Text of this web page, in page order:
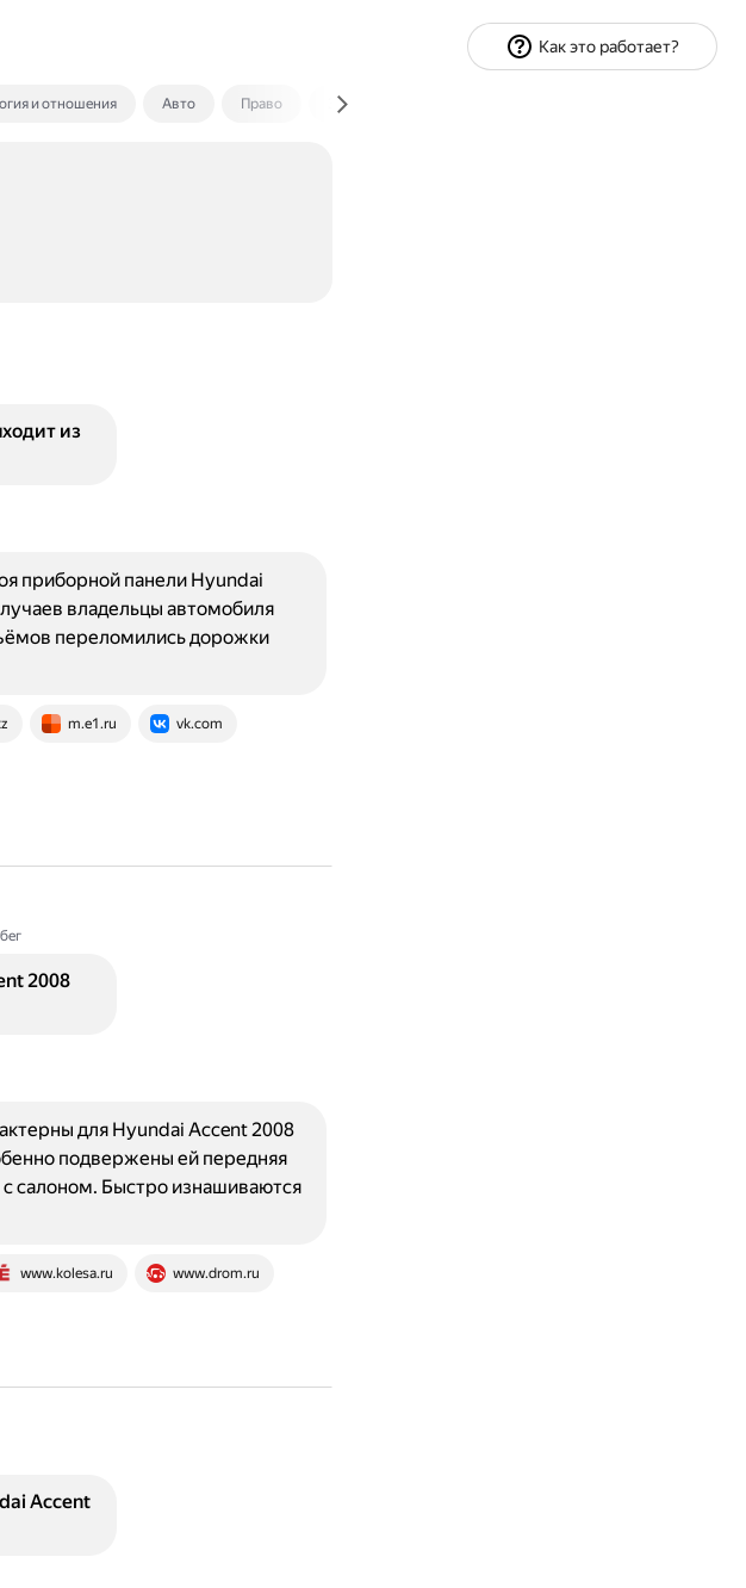
и отношения Авто Право Экономика и финансы
из
m.e1.ru vk.com
приборной панели Hyundai
владельцы автомобиля
переломились дорожки
2008
www.kolesa.ru www.drom.ru
для Hyundai Accent 2008
подвержены ей передняя
салоном. Быстро изнашиваются
Accent
Как это работает?